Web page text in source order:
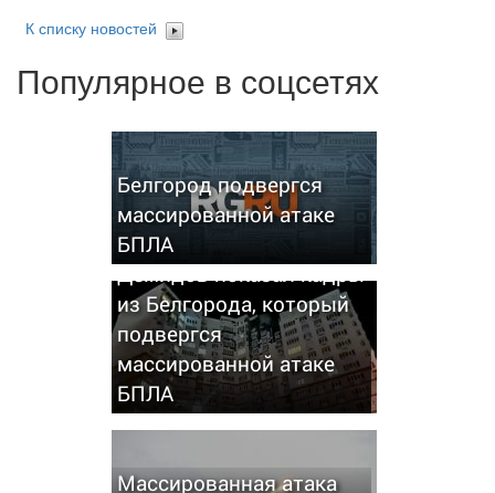
К списку новостей
Популярное в соцсетях
Белгород подвергся
массированной атаке
БПЛА
Демидов показал кадры
из Белгорода, который
подвергся
массированной атаке
БПЛА
Массированная атака